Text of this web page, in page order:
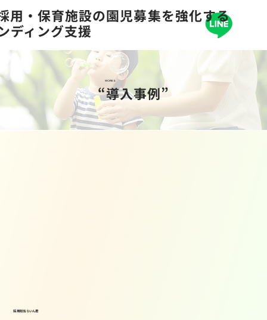
用・保育施設の園児募集を強化する
ディング支援
WORKS
“導入事例”
採用担当らいん君